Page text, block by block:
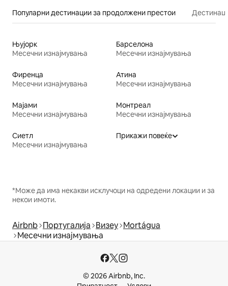
Популарни дестинации за продолжени престои
Њујорк
Месечни изнајмувања
Барселона
Месечни изнајмувања
Фиренца
Месечни изнајмувања
Атина
Месечни изнајмувања
Мајами
Месечни изнајмувања
Монтреал
Месечни изнајмувања
Сиетл
Месечни изнајмувања
Прикажи повеќе
*Може да има некакви исклучоци на одредени локации и за
некои имоти.
Airbnb Португалија Визеу Mortágua
Месечни изнајмувања
© 2026 Airbnb, Inc.